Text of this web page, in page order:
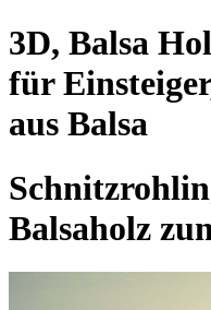
3D, Balsa
für
aus Balsa
Balsaholz